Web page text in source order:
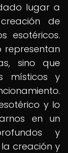
lugar a
de
esotéricos.
representan
sino que
místicos y
y lo
en un
y
creación y